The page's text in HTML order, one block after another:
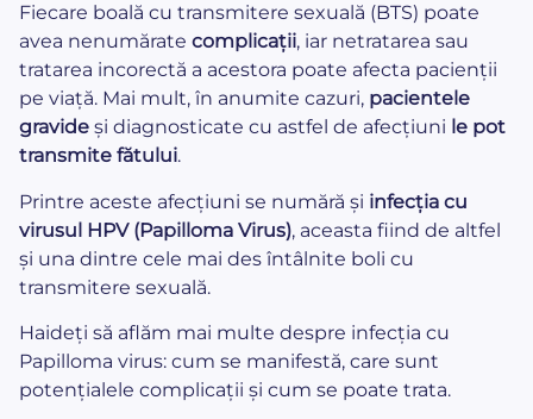
Fiecare boală cu transmitere sexuală (BTS) poate
avea nenumărate complicații, iar netratarea sau
tratarea incorectă a acestora poate afecta pacienții
pe viață. Mai mult, în anumite cazuri, pacientele
gravide și diagnosticate cu astfel de afecțiuni le pot
transmite fătului.
Printre aceste afecțiuni se numără și infecția cu
virusul HPV (Papilloma Virus), aceasta fiind de altfel
și una dintre cele mai des întâlnite boli cu
transmitere sexuală.
Haideți să aflăm mai multe despre infecția cu
Papilloma virus: cum se manifestă, care sunt
potențialele complicații și cum se poate trata.